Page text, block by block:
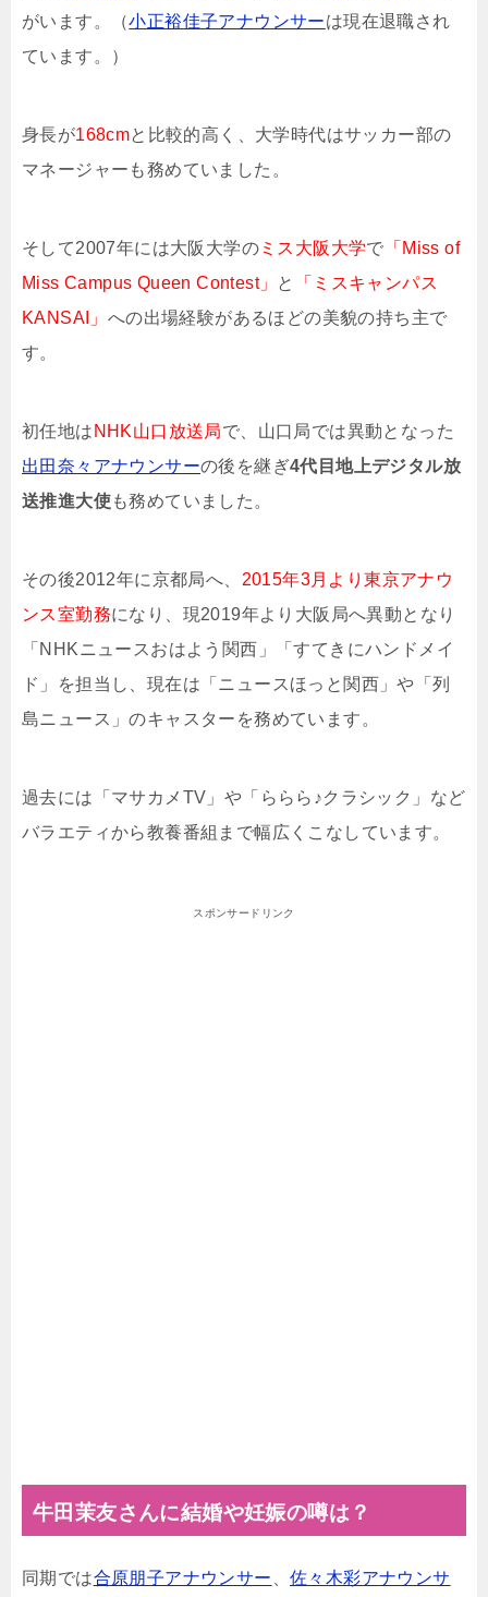
がいます。（小正裕佳子アナウンサーは現在退職され
ています。）
身長が168cmと比較的高く、大学時代はサッカー部の
マネージャーも務めていました。
そして2007年には大阪大学の ミス大阪大学で 「Miss of
Miss Campus Queen Contest」 と
「ミスキャンパス
KANSAI」 への出場経験があるほどの美貌の持ち主で
す。
初任地は NHK山口放送局で、山口局では異動となった
出田奈々アナウンサーの後を継ぎ4代目地上デジタル放
送推進大使も務めていました。
その後2012年に京都局へ、 2015年3月より東京アナウ
ンス室勤務になり、現2019年より大阪局へ異動となり
「NHKニュースおはよう関西」「すてきにハンドメイ
ド」を担当し、現在は「ニュースほっと関西」や「列
島ニュース」のキャスターを務めています。
過去には「マサカメTV」や「ららら♪クラシック」など
バラエティから教養番組まで幅広くこなしています。
スポンサードリンク
牛田茉友さんに結婚や妊娠の噂は？
同期では合原朋子アナウンサー 、佐々木彩アナウンサ